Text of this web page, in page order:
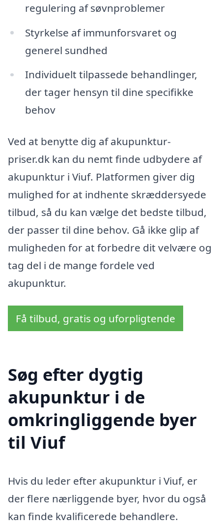
regulering af søvnproblemer
Styrkelse af immunforsvaret og
generel sundhed
Individuelt tilpassede behandlinger,
der tager hensyn til dine specifikke
behov
Ved at benytte dig af akupunktur-
priser.dk kan du nemt finde udbydere af
akupunktur i Viuf. Platformen giver dig
mulighed for at indhente skræddersyede
tilbud, så du kan vælge det bedste tilbud,
der passer til dine behov. Gå ikke glip af
muligheden for at forbedre dit velvære og
tag del i de mange fordele ved
akupunktur.
Få tilbud, gratis og uforpligtende
Søg efter dygtig
akupunktur i de
omkringliggende byer
til Viuf
Hvis du leder efter akupunktur i Viuf, er
der flere nærliggende byer, hvor du også
kan finde kvalificerede behandlere.